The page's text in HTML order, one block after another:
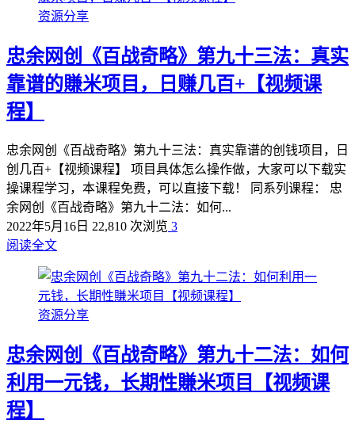
资源分享
忠余网创《百战奇略》第九十三法：真实
靠谱的賺米项目，日赚几百+【视频课
程】
忠余网创《百战奇略》第九十三法：真实靠谱的创钱项目，日
创几百+【视频课程】 项目具体怎么操作做，大家可以下载实
操课程学习，本课程免费，可以直接下载！ 同系列课程： 忠
余网创《百战奇略》第九十二法：如何...
2022年5月16日 22,810 次浏览 3
阅读全文
资源分享
忠余网创《百战奇略》第九十二法：如何
利用一元钱，长期性賺米项目【视频课
程】